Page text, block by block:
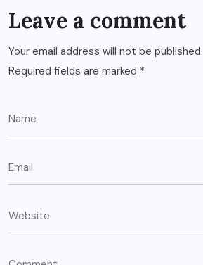
Leave a comment
Your email address will not be published.
Required fields are marked *